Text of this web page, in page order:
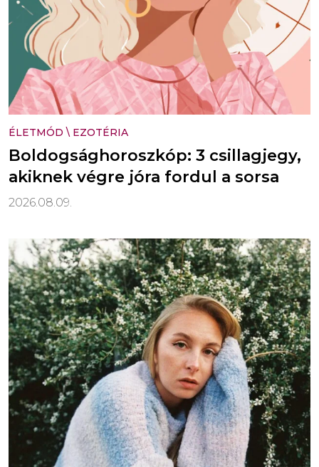
ÉLETMÓD \ EZOTÉRIA
Boldogsághoroszkóp: 3 csillagjegy,
akiknek végre jóra fordul a sorsa
2026.08.09.